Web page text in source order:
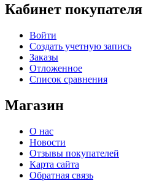
Кабинет покупателя
Войти
Создать учетную запись
Заказы
Отложенное
Список сравнения
Магазин
О нас
Новости
Отзывы покупателей
Карта сайта
Обратная связь